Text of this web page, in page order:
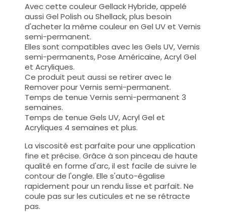
Avec cette couleur Gellack Hybride, appelé
aussi Gel Polish ou Shellack, plus besoin
d'acheter la même couleur en Gel UV et Vernis
semi-permanent.
Elles sont compatibles avec les Gels UV, Vernis
semi-permanents, Pose Américaine, Acryl Gel
et Acryliques.
Ce produit peut aussi se retirer avec le
Remover pour Vernis semi-permanent.
Temps de tenue Vernis semi-permanent 3
semaines.
Temps de tenue Gels UV, Acryl Gel et
Acryliques 4 semaines et plus.
La viscosité est parfaite pour une application
fine et précise. Grâce à son pinceau de haute
qualité en forme d'arc, il est facile de suivre le
contour de l'ongle. Elle s'auto-égalise
rapidement pour un rendu lisse et parfait. Ne
coule pas sur les cuticules et ne se rétracte
pas.